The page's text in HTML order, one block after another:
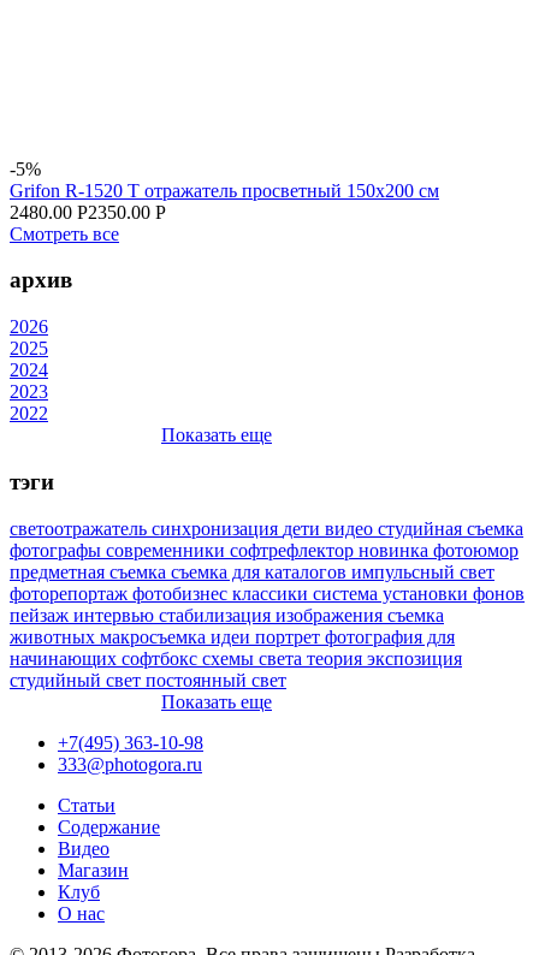
-5%
Grifon R-1520 T отражатель просветный 150x200 см
2480.00 Р2350.00 Р
Смотреть все
архив
2026
2025
2024
2023
2022
Показать еще
тэги
светоотражатель синхронизация дети видео студийная съемка
фотографы современники софтрефлектор новинка фотоюмор
предметная съемка съемка для каталогов импульсный свет
фоторепортаж фотобизнес классики система установки фонов
пейзаж интервью стабилизация изображения съемка
животных макросъемка идеи портрет фотография для
начинающих софтбокс схемы света теория экспозиция
студийный свет постоянный свет
Показать еще
+7(495) 363-10-98
333@photogora.ru
Статьи
Содержание
Видео
Магазин
Клуб
О нас